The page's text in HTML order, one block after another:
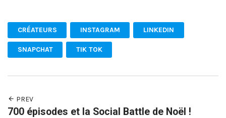
CRÉATEURS INSTAGRAM LINKEDIN
SNAPCHAT TIK TOK
PREV
700 épisodes et la Social Battle de Noël !